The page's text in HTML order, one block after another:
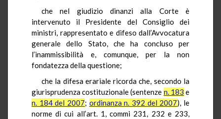
che nel giudizio dinanzi alla Corte è
intervenuto il Presidente del Consiglio dei
ministri, rappresentato e difeso dall’Avvocatura
generale dello Stato, che ha concluso per
l’inammissibilità e, comunque, per la non
fondatezza della questione;
che la difesa erariale ricorda che, secondo la
giurisprudenza costituzionale (sentenze n. 183 e
n. 184 del 2007; ordinanza n. 392 del 2007), le
norme di cui all’art. 1, commi 231, 232 e 233,